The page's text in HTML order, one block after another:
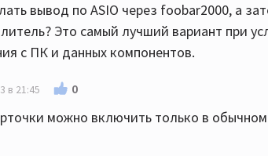
вывод по ASIO через foobar2000, а
Это самый лучший вариант при
с ПК и данных компонентов.
в 21:45 0
можно включить только в